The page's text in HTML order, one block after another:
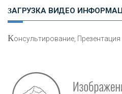
ЗАГРУЗКА ВИДЕО
Консультирование, Презентация